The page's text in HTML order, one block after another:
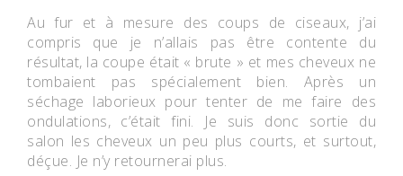
Au fur et à mesure des coups de ciseaux, j’ai
compris que je n’allais pas être contente du
résultat, la coupe était « brute » et mes cheveux ne
tombaient pas spécialement bien. Après un
séchage laborieux pour tenter de me faire des
ondulations, c’était fini. Je suis donc sortie du
salon les cheveux un peu plus courts, et surtout,
déçue. Je n’y retournerai plus.